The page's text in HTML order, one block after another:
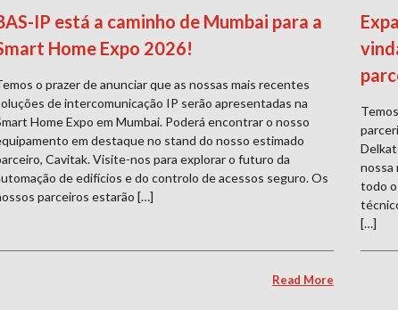
IP está a caminho de Mumbai para a
Home Expo 2026!
o prazer de anunciar que as nossas mais recentes
de intercomunicação IP serão apresentadas na
Home Expo em Mumbai. Poderá encontrar o nosso
em destaque no stand do nosso estimado
Cavitak. Visite-nos para explorar o futuro da
de edifícios e do controlo de acessos seguro. Os
parceiros estarão […]
Read More
nossa
todo
[…]